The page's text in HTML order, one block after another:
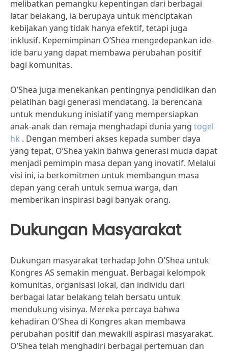
melibatkan pemangku kepentingan dari berbagai
latar belakang, ia berupaya untuk menciptakan
kebijakan yang tidak hanya efektif, tetapi juga
inklusif. Kepemimpinan O’Shea mengedepankan ide-
ide baru yang dapat membawa perubahan positif
bagi komunitas.
O’Shea juga menekankan pentingnya pendidikan dan
pelatihan bagi generasi mendatang. Ia berencana
untuk mendukung inisiatif yang mempersiapkan
anak-anak dan remaja menghadapi dunia yang togel
hk . Dengan memberi akses kepada sumber daya
yang tepat, O’Shea yakin bahwa generasi muda dapat
menjadi pemimpin masa depan yang inovatif. Melalui
visi ini, ia berkomitmen untuk membangun masa
depan yang cerah untuk semua warga, dan
memberikan inspirasi bagi banyak orang.
Dukungan Masyarakat
Dukungan masyarakat terhadap John O’Shea untuk
Kongres AS semakin menguat. Berbagai kelompok
komunitas, organisasi lokal, dan individu dari
berbagai latar belakang telah bersatu untuk
mendukung visinya. Mereka percaya bahwa
kehadiran O’Shea di Kongres akan membawa
perubahan positif dan mewakili aspirasi masyarakat.
O’Shea telah menghadiri berbagai pertemuan dan